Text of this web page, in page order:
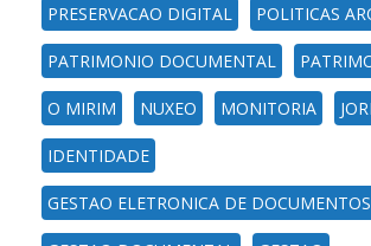
PRESERVACAO DIGITAL POLITICAS
PATRIMONIO DOCUMENTAL
O MIRIM NUXEO MONITORIA
IDENTIDADE
GESTAO ELETRONICA DE DOCUMENTOS